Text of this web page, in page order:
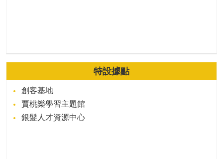
特設據點
創客基地
賈桃樂學習主題館
銀髮人才資源中心